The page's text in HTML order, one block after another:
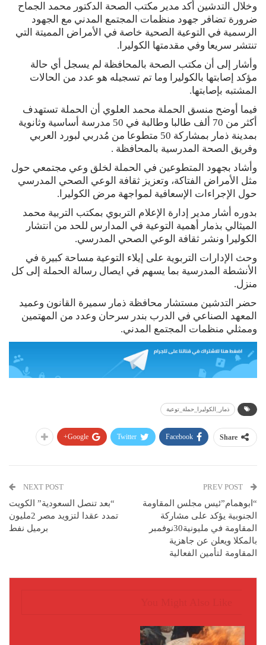
وخلال التدشين أكد مدير مكتب الصحة الدكتور محمد الجماح
ضرورة تضافر جهود منظمات المجتمع المدني مع الجهود
الرسمية في التوعية الصحية خاصة في الأمراض المميتة التي
تنتشر سريعا وفي مقدمتها الكوليرا.
وأشار إلى أن مكتب الصحة بالمحافظة لم يسجل أي حالة
مؤكد إصابتها بالكوليرا وما تم تسجيله هو عدد من الحالات
المشتبه بإصابتها.
فيما أوضح منسق الحملة محمد العلوي أن الحملة تستهدف
أكثر من 70 ألف طالبا وطالبة في 50 مدرسة أساسية وثانوية
بمدينة ذمار بمشاركة 50 متطوعا من مُدربي لبورد العربي
وفريق الصحة المدرسية بالمحافظة .
وأشاد بجهود المتطوعين في الحملة لخلق وعي مجتمعي حول
مثل الأمراض الفتاكة، وتعزيز ثقافة الوعي الصحي المدرسي
حول الإجراءات الإسعافية لمواجهة مرض الكوليرا.
بدوره أشار مدير إدارة الإعلام التربوي بمكتب التربية محمد
الميثالي بذمار أهمية التوعية في المدارس للحد من انتشار
الكوليرا ونشر ثقافة الوعي الصحي المدرسي.
وحث الإدارات التربوية على إيلاء التوعية مساحة كبيرة في
الأنشطة المدرسية بما يسهم في ايصال رسالة الحملة إلى كل
منزل.
حضر التدشين مستشار محافظة ذمار سميرة القانون وعميد
المعهد الصناعي في الدرب بندر سرحان وعدد من المهتمين
وممثلي منظمات المجتمع المدني.
ذمار_الكوليرا_حملة_توعية
Share
Facebook
Twitter
Google+
“ابوهمام”ئيس مجلس المقاومة
الجنوبية يؤكد على مشاركة
المقاومة في مليونية30نوفمبر
بالمكلا ويعلن عن جاهزية
المقاومة لتأمين الفعالية
NEXT POST
“بعد تنصل السعودية” الكويت
تمدد عقدا لتزويد مصر 2مليون
برميل نفط